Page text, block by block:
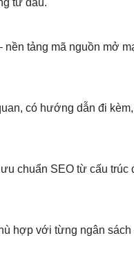
từ đầu.
nền tảng mã nguồn mở
có hướng dẫn đi
chuẩn SEO từ cấu trúc
hợp với từng ngân